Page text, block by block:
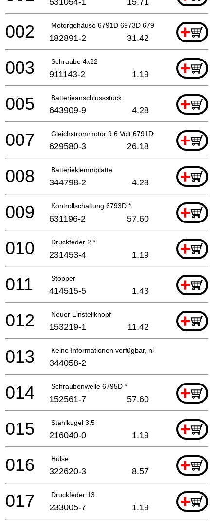
Motorgehäuse 6791D 6973D 6794D * +
002 182891-2 31.42
Schraube 4x22 +
003 911143-2 1.19
Batterieanschlussstück +
005 643909-9 4.28
Gleichstrommotor 9.6 Volt 6791Dw * +
007 629580-3 26.18
Batterieklemmplatte +
008 344798-2 4.28
Kontrollschaltung 6793D * +
009 631196-2 57.60
Druckfeder 2 * +
010 231453-4 1.19
Stopper +
011 414515-5 1.43
Neuer Einstellknopf +
012 153219-1 11.42
Keine Informationen verfügbar, nicht bestellbar
013 344058-2
Schraubenwelle 6795D * +
014 152561-7 57.60
Stahlkugel 3.5 +
015 216040-0 1.19
Hülse +
016 322620-3 8.57
Druckfeder 13 +
017 233005-7 1.19